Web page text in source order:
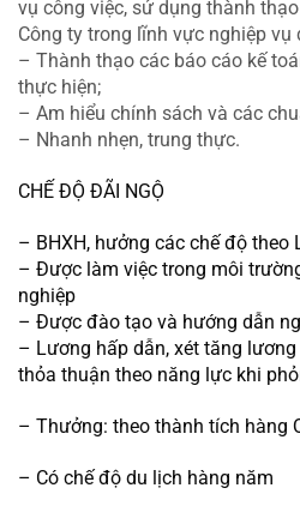
vụ công việc, sử dụng thành
Công ty trong lĩnh vực nghiệp vụ
– Thành thạo các báo cáo kế
thực hiện;
– Am hiểu chính sách và các
– Nhanh nhẹn, trung thực.
CHẾ ĐỘ ĐÃI NGỘ
– BHXH, hưởng các chế độ theo
– Được làm việc trong môi
nghiệp
– Được đào tạo và hướng dẫn
– Lương hấp dẫn, xét tăng
thỏa thuận theo năng lực khi
– Thưởng: theo thành tích hàng
– Có chế độ du lịch hàng năm